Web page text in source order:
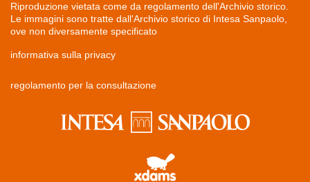
Riproduzione vietata come da regolamento dell'Archivio storico.
Le immagini sono tratte dall'Archivio storico di Intesa Sanpaolo,
ove non diversamente specificato
informativa sulla privacy
regolamento per la consultazione